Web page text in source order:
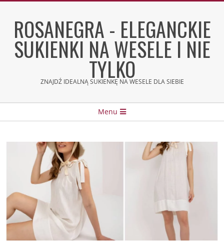
contentROSANEGRA - ELEGANCKIE
SUKIENKI NA WESELE I NIE
TYLKO
ZNAJDŹ IDEALNĄ SUKIENKĘ NA WESELE DLA SIEBIE
Menu